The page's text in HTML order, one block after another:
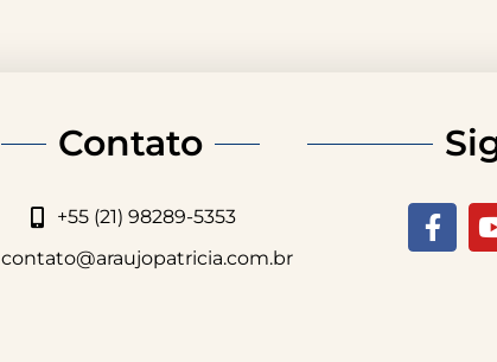
Contato
+55 (21) 98289-5353
contato@araujopatricia.com.br